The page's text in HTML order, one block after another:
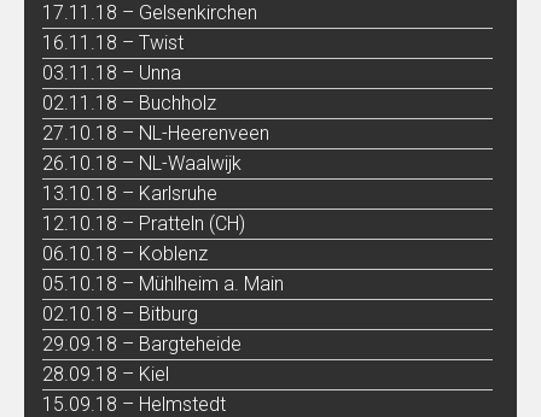
17.11.18 – Gelsenkirchen
16.11.18 – Twist
03.11.18 – Unna
02.11.18 – Buchholz
27.10.18 – NL-Heerenveen
26.10.18 – NL-Waalwijk
13.10.18 – Karlsruhe
12.10.18 – Pratteln (CH)
06.10.18 – Koblenz
05.10.18 – Mühlheim a. Main
02.10.18 – Bitburg
29.09.18 – Bargteheide
28.09.18 – Kiel
15.09.18 – Helmstedt